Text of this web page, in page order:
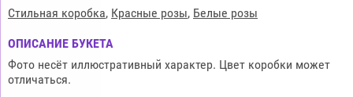
Стильная коробка, Красные розы, Белые розы
ОПИСАНИЕ БУКЕТА
Фото несёт иллюстративный характер. Цвет коробки может
отличаться.